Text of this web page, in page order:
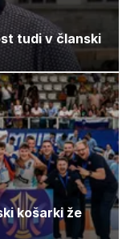
tudi v članski
košarki že